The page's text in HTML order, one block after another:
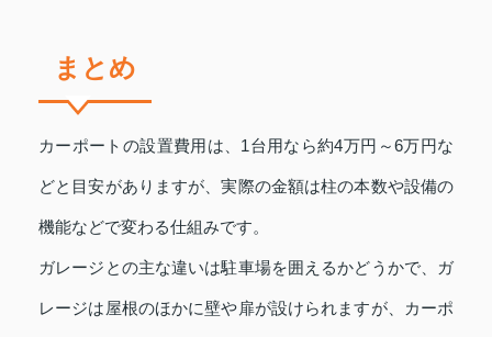
まとめ
カーポートの設置費用は、1台用なら約4万円～6万円な
どと目安がありますが、実際の金額は柱の本数や設備の
機能などで変わる仕組みです。
ガレージとの主な違いは駐車場を囲えるかどうかで、ガ
レージは屋根のほかに壁や扉が設けられますが、カーポ